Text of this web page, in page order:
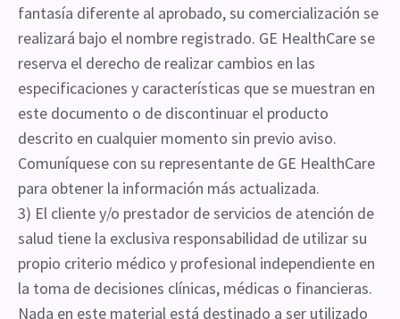
fantasía diferente al aprobado, su comercialización se
realizará bajo el nombre registrado. GE HealthCare se
reserva el derecho de realizar cambios en las
especificaciones y características que se muestran en
este documento o de discontinuar el producto
descrito en cualquier momento sin previo aviso.
Comuníquese con su representante de GE HealthCare
para obtener la información más actualizada.
3) El cliente y/o prestador de servicios de atención de
salud tiene la exclusiva responsabilidad de utilizar su
propio criterio médico y profesional independiente en
la toma de decisiones clínicas, médicas o financieras.
Nada en este material está destinado a ser utilizado